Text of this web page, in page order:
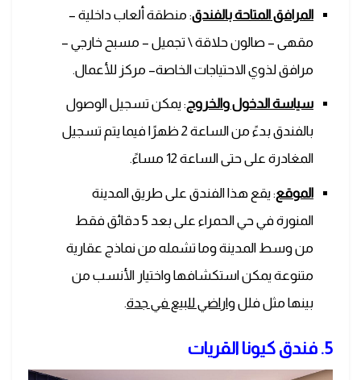
المرافق المتاحة بالفندق: منطقة ألعاب داخلية –
مقهى – صالون حلاقة \ تجميل – مسبح خارجي –
مرافق لذوي الاحتياجات الخاصة– مركز للأعمال.
سياسة الدخول والخروج: يمكن تسجيل الوصول
بالفندق بدءً من الساعة 2 ظهرًا فيما يتم تسجيل
المغادرة على حتى الساعة 12 مساءً.
الموقع: يقع هذا الفندق على طريق المدينة
المنورة في حي الحمراء على بعد 5 دقائق فقط
من وسط المدينة وما تشمله من نماذج عقارية
متنوعة يمكن استكشافها واختيار الأنسب من
بينها مثل فلل واراضي للبيع في جدة.
5. فندق كيونا القريات